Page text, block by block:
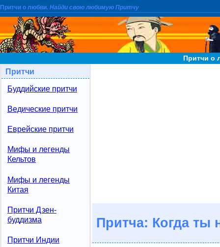
Притчи о любви. Найди свою любимую Притчу
Притчи о
Притчи
Буддийские притчи
Ведические притчи
Еврейские притчи
Мифы и легенды
Кельтов
Мифы и легенды
Китая
Притчи Дзен-
буддизма
Притчи Индии
Притча: Когда ты